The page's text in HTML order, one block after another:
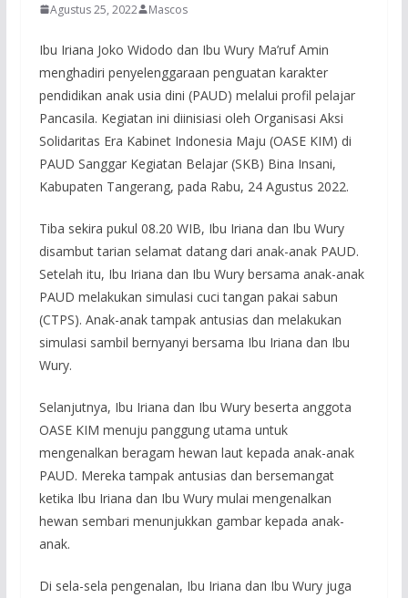
Agustus 25, 2022 Mascos
Ibu Iriana Joko Widodo dan Ibu Wury Ma’ruf Amin
menghadiri penyelenggaraan penguatan karakter
pendidikan anak usia dini (PAUD) melalui profil pelajar
Pancasila. Kegiatan ini diinisiasi oleh Organisasi Aksi
Solidaritas Era Kabinet Indonesia Maju (OASE KIM) di
PAUD Sanggar Kegiatan Belajar (SKB) Bina Insani,
Kabupaten Tangerang, pada Rabu, 24 Agustus 2022.
Tiba sekira pukul 08.20 WIB, Ibu Iriana dan Ibu Wury
disambut tarian selamat datang dari anak-anak PAUD.
Setelah itu, Ibu Iriana dan Ibu Wury bersama anak-anak
PAUD melakukan simulasi cuci tangan pakai sabun
(CTPS). Anak-anak tampak antusias dan melakukan
simulasi sambil bernyanyi bersama Ibu Iriana dan Ibu
Wury.
Selanjutnya, Ibu Iriana dan Ibu Wury beserta anggota
OASE KIM menuju panggung utama untuk
mengenalkan beragam hewan laut kepada anak-anak
PAUD. Mereka tampak antusias dan bersemangat
ketika Ibu Iriana dan Ibu Wury mulai mengenalkan
hewan sembari menunjukkan gambar kepada anak-
anak.
Di sela-sela pengenalan, Ibu Iriana dan Ibu Wury juga